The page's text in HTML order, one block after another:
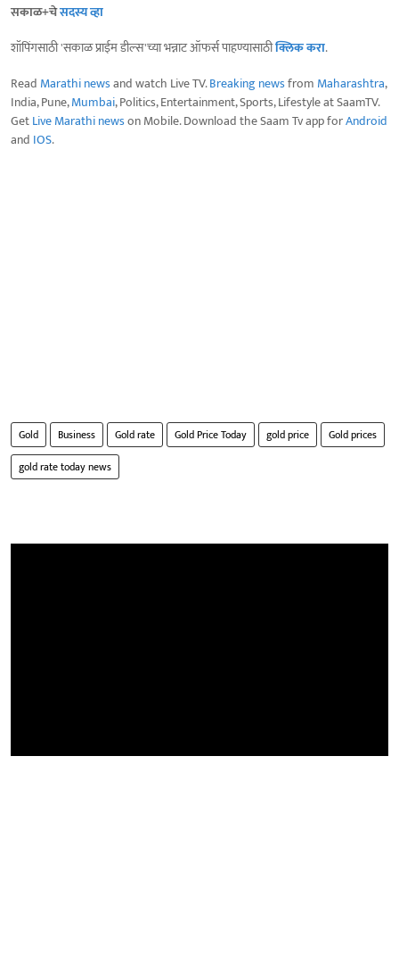
सकाळ+चेसदस्य व्हा
शॉपिंगसाठी 'सकाळ प्राईम डील्स'च्या भन्नाट ऑफर्स पाहण्यासाठीक्लिक करा.
Read Marathi newsand watch Live TV.Breaking newsfrom Maharashtra,
India, Pune,Mumbai, Politics, Entertainment, Sports, Lifestyle at SaamTV.
GetLive Marathi newson Mobile. Download the Saam Tv app forAndroid
and IOS.
Gold Business Gold rate Gold Price Today gold price
Gold prices
gold rate today news